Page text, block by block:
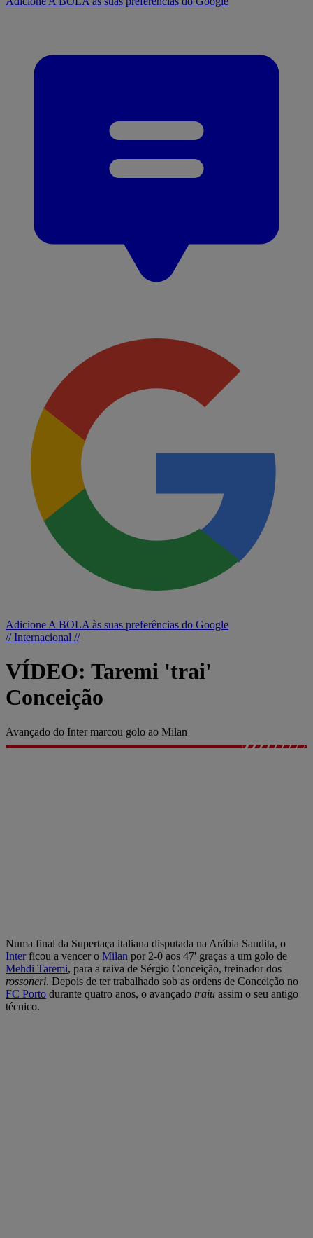
Adicione A BOLA às suas preferências do Google
// Internacional //
VÍDEO: Taremi 'trai'
Conceição
Avançado do Inter marcou golo ao Milan
Numa final da Supertaça italiana disputada na Arábia Saudita, o
Interficou a vencer o Milan por 2-0 aos 47' graças a um golo de
Mehdi Taremi, para a raiva de Sérgio Conceição, treinador dos
rossoneri. Depois de ter trabalhado sob as ordens de Conceição no
FC Porto durante quatro anos, o avançado traiu assim o seu antigo
técnico.